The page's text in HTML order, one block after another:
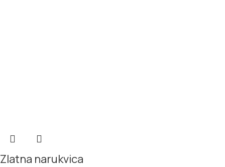
Zlatna narukvica